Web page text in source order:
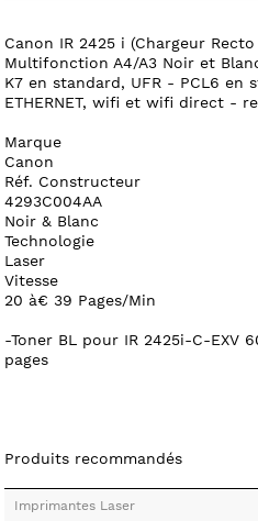
Canon IR 2425 i (Chargeur
Multifonction A4/A3 Noir et
K7 en standard, UFR - PCL6 en
ETHERNET, wifi et wifi direct -
Marque
Canon
Réf. Constructeur
4293C004AA
Noir & Blanc
Technologie
Laser
Vitesse
20 à€ 39 Pages/Min
-Toner BL pour IR 2425i-C-EXV
pages
Produits recommandés
Imprimantes Laser